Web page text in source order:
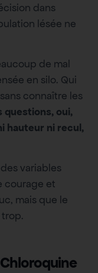
dans
lésée ne
de mal
en silo. Qui
connaître les
questions, oui,
hauteur ni recul,
variables
courage et
mais que le
trop.